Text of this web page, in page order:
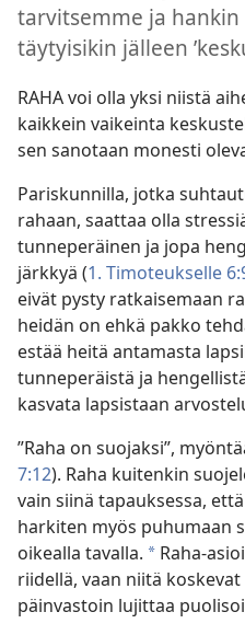
tarvitsemme ja hankin
täytyisikin jälleen
RAHA voi olla yksi niistä
kaikkein vaikeinta
sen sanotaan monesti
Pariskunnilla, jotka
rahaan, saattaa olla
tunneperäinen ja jopa
järkkyä (1. Timoteukselle
eivät pysty ratkaisemaan
heidän on ehkä pakko
estää heitä antamasta
tunneperäistä ja
kasvata lapsistaan
”Raha on suojaksi”,
7:12). Raha kuitenkin
vain siinä tapauksessa,
harkiten myös puhumaan
oikealla tavalla. * Raha-
riidellä, vaan niitä
päinvastoin lujittaa